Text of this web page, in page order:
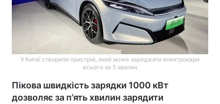
У Китаї створили пристрій, який може заряджати електрокари
всього за 5 хвилин
Пікова швидкість зарядки 1000 кВт
дозволяє за п’ять хвилин зарядити